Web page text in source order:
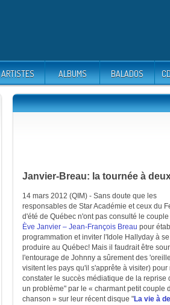
ARTISTES ALBUMS BALADOS
Janvier-Breau: la tournée à
14 mars 2012 (QIM) - Sans doute que les
responsables de Star Académie et ceux du
d'été de Québec n'ont pas consulté le couple
Ève Janvier – Jean-François Breau pour
programmation et inviter l'Idole Hallyday à se
produire au Québec! Mais il faudrait être
l'entourage de Johnny a sûrement des
visitent les pays qu'il s'apprête à visiter) pour
constater le succès médiatique de la reprise
un problème" par le « charmant petit couple
chanson » sur leur récent disque "La vie à